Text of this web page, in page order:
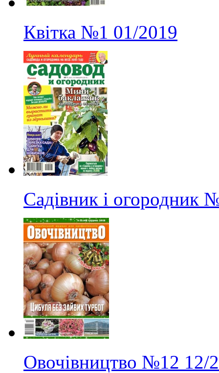
Квітка №1 01/2019
Садівник і огородник
Овочівництво №12 12/